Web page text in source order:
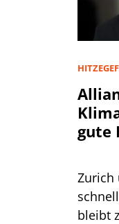
gute
Zurich
bleibt